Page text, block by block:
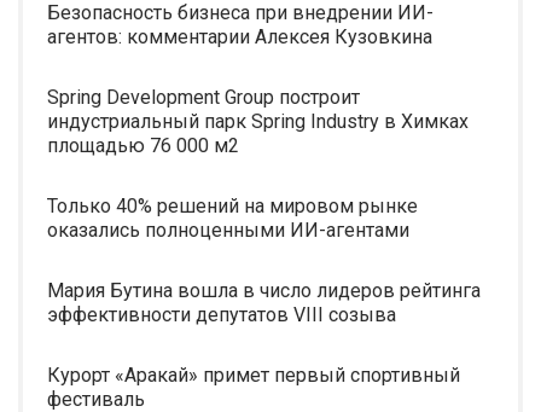
Безопасность бизнеса при внедрении ИИ-
агентов: комментарии Алексея Кузовкина
Spring Development Group построит
индустриальный парк Spring Industry в Химках
площадью 76 000 м2
Только 40% решений на мировом рынке
оказались полноценными ИИ-агентами
Мария Бутина вошла в число лидеров рейтинга
эффективности депутатов VIII созыва
Курорт «Аракай» примет первый спортивный
фестиваль